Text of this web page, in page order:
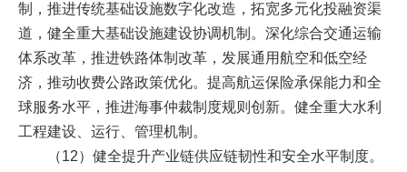
制，推进传统基础设施数字化改造，拓宽多元化投融资渠
道，健全重大基础设施建设协调机制。深化综合交通运输
体系改革，推进铁路体制改革，发展通用航空和低空经
济，推动收费公路政策优化。提高航运保险承保能力和全
球服务水平，推进海事仲裁制度规则创新。健全重大水利
工程建设、运行、管理机制。
（12）健全提升产业链供应链韧性和安全水平制度。